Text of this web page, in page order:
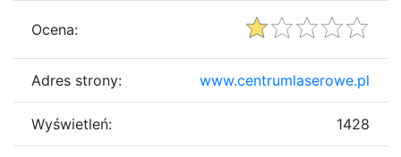
Ocena:
Adres strony: www.centrumlaserowe.pl
Wyświetleń: 1428